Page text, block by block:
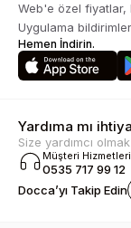
Web'e özel fiyatlar,
Uygulama
Hemen İndirin.
Yardıma mı
Size yardımcı
Müşteri Hizmetleri
0535 717 99 12
Docca’yı Takip Edin